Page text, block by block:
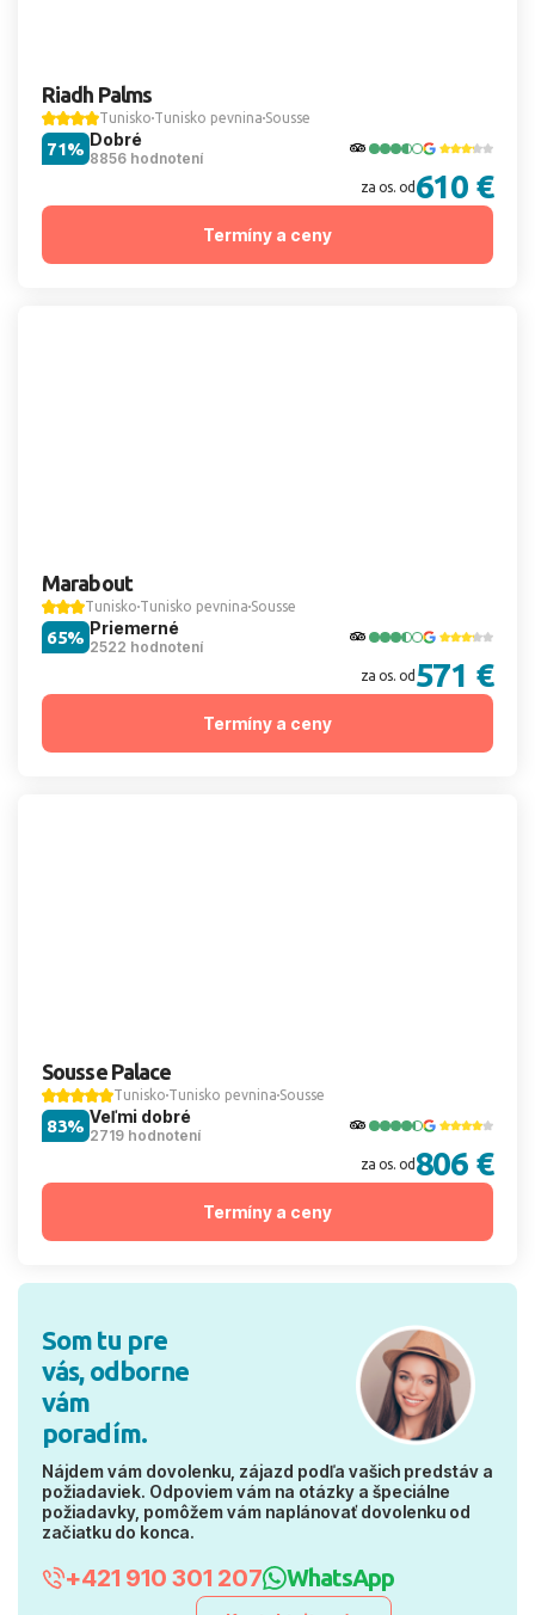
Riadh Palms
Tunisko Tunisko pevnina Sousse
Dobré
8856 hodnotení
71%
za os. od 610 €
Termíny a ceny
Marabout
Tunisko Tunisko pevnina Sousse
Priemerné
2522 hodnotení
65%
za os. od 571 €
Termíny a ceny
Sousse Palace
Tunisko Tunisko pevnina Sousse
Veľmi dobré
2719 hodnotení
83%
za os. od 806 €
Termíny a ceny
Som tu pre
vás, odborne
vám
poradím.
Nájdem vám dovolenku, zájazd podľa vašich predstáv a
požiadaviek. Odpoviem vám na otázky a špeciálne
požiadavky, pomôžem vám naplánovať dovolenku od
začiatku do konca.
+421 910 301 207 WhatsApp